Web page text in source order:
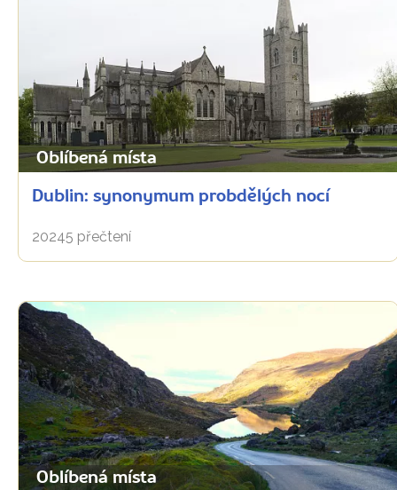
Oblíbená místa
Dublin: synonymum probdělých nocí
20245 přečtení
Oblíbená místa